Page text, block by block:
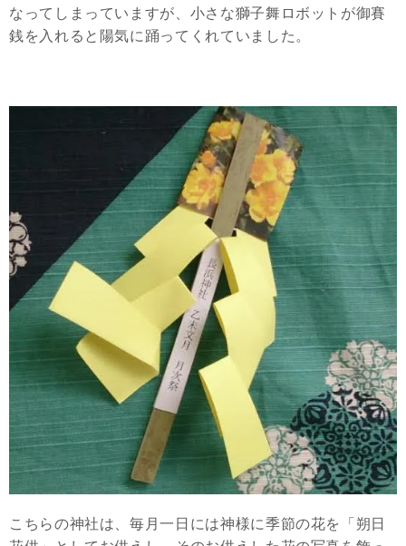
なってしまっていますが、小さな獅子舞ロボットが御賽
銭を入れると陽気に踊ってくれていました。
こちらの神社は、毎月一日には神様に季節の花を「朔日